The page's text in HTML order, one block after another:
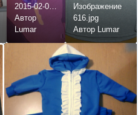
2015-02-07
17.35.45.jpg
Автор
Lumar
Изображение
616.jpg
Автор Lumar